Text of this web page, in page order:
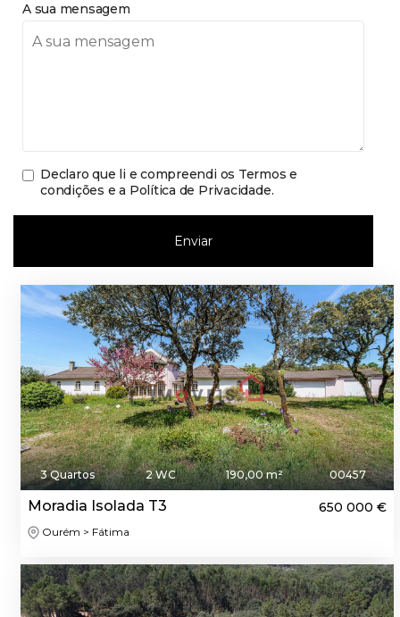
A sua mensagem
Declaro que li e compreendi os Termos e
condições e a Política de Privacidade.
Enviar
3 Quartos 2 WC 190,00 m² 00457
Moradia Isolada T3 650 000 €
Ourém > Fátima